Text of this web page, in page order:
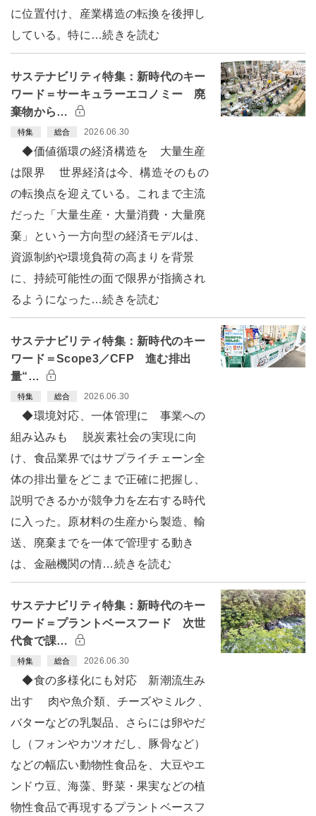
に位置付け、産業構造の転換を後押し
している。特に…続きを読む
サステナビリティ特集：新時代のキー
ワード＝サーキュラーエコノミー 廃
棄物から…
特集 総合 2026.06.30
◆価値循環の経済構造を 大量生産
は限界 世界経済は今、構造そのもの
の転換点を迎えている。これまで主流
だった「大量生産・大量消費・大量廃
棄」という一方向型の経済モデルは、
資源制約や環境負荷の高まりを背景
に、持続可能性の面で限界が指摘され
るようになった…続きを読む
サステナビリティ特集：新時代のキー
ワード＝Scope3／CFP 進む排出
量“…
特集 総合 2026.06.30
◆環境対応、一体管理に 事業への
組み込みも 脱炭素社会の実現に向
け、食品業界ではサプライチェーン全
体の排出量をどこまで正確に把握し、
説明できるかが競争力を左右する時代
に入った。原材料の生産から製造、輸
送、廃棄までを一体で管理する動き
は、金融機関の情…続きを読む
サステナビリティ特集：新時代のキー
ワード＝プラントベースフード 次世
代食で課…
特集 総合 2026.06.30
◆食の多様化にも対応 新潮流生み
出す 肉や魚介類、チーズやミルク、
バターなどの乳製品、さらには卵やだ
し（フォンやカツオだし、豚骨など）
などの幅広い動物性食品を、大豆やエ
ンドウ豆、海藻、野菜・果実などの植
物性食品で再現するプラントベースフ